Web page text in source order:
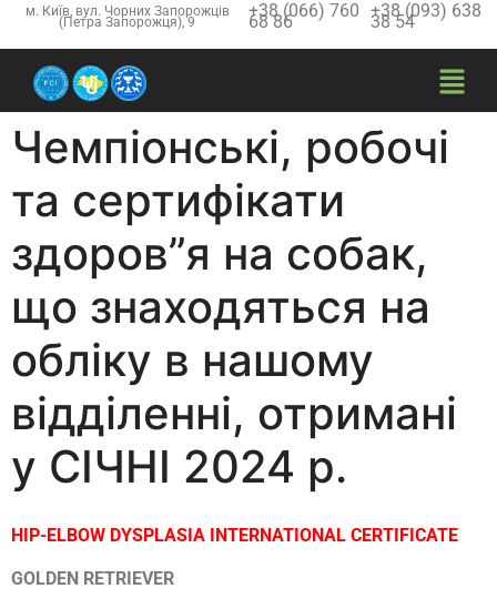
м. Київ, вул. Чорних Запорожців
(Петра Запорожця), 9
+38 (066) 760
68 86
+38 (093) 638
38 54
Чемпіонські, робочі
та сертифікати
здоров”я на собак,
що знаходяться на
обліку в нашому
відділенні, отримані
у СІЧНІ 2024 р.
HIP-ELBOW DYSPLASIA INTERNATIONAL CERTIFICATE
GOLDEN RETRIEVER